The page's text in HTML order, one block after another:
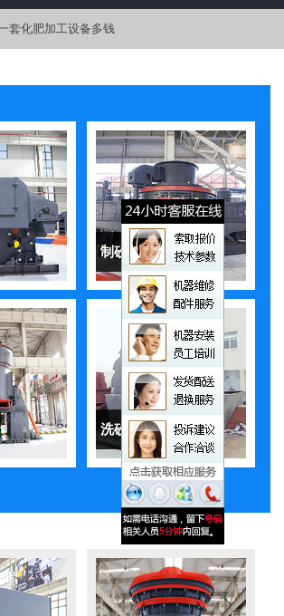
套化肥加工设备多钱
制砂机
洗砂机